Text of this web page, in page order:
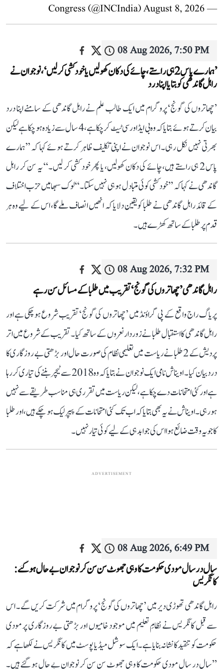
— Congress (@INCIndia)
August 8, 2026
08 Aug 2026, 7:50 PM
’ہمارے پاس 2 ہی راستے، چائے کی دکان کھولیں یا خودکشی کر لیں‘، نوجوان نے
راہل گاندھی کو بتایا اپنا درد
’چھاتروں کی گونج‘ پروگرام میں ایک طالب علم نے راہل گاندھی کے سامنے اپنا درد
بیان کرتے ہوئے بتایا کہ وہ بی ایڈ اور سی ٹیٹ کر چکا ہے، 4 سال سے زیادہ ہو چکا ہے لیکن
بھرتی نہیں نکل رہی۔ اس نوجوان نے اپنی تکلیف ظاہر کرتے ہوئے کہا کہ ’’ہمارے
پاس 2 ہی راستے ہیں، چائے کی دکان کھولیں، یا پھر خود کشی کر لیں۔‘‘ یہ سن کر راہل
گاندھی نے کہا کہ ’’خودکشی کوئی متبادل ہو ہی نہیں سکتا۔‘‘ لوک سبھا میں حزب اختلاف
کے قائد راہل گاندھی نے طلبا کو یقین دلایا کہ انھیں انصاف ملے گا، اس کے لیے وہ ہر
قدم پر طلبا کے ساتھ کھڑے ہیں۔
08 Aug 2026, 7:32 PM
راہل گاندھی ’چھاتروں کی گونج‘ تقریب میں طلبا کے مسائل سن رہے
پریاگ راج واقع کے پی گراؤنڈ میں ’چھاتروں کی گونج‘ تقریب شروع ہو چکی ہے اور
راہل گاندھی کا استقبال طلبا نے زوردار نعروں کے ساتھ کیا۔ تقریب کے شروع میں اتر
پردیش کے 2 طلبا نے ریاست میں تعلیمی نظام کی صورت حال اور بڑھتی بے روزگاری کا
درد بیان کیا۔ اویناش نامی ایک نوجوان نے بتایا کہ وہ 2018 سے ٹیچر بننے کی تیاری کر رہا
ہے اور کئی امتحانات دے چکا ہے، لیکن ریاست میں تقرری ہی مناسب طریقے سے نہیں
ہو رہی۔ اویناش نے یہ بھی بتایا کہ اب تک کئی امتحانات کے پیپر لیک ہو چکے ہیں، اور طلبا
کا جو یہ وقت ضائع ہوا اس کی جوابدہی کے لیے کوئی تیار نہیں۔
ADVERTISEMENT
08 Aug 2026, 6:49 PM
سال در سال مودی حکومت کا وہی جھوٹ سن سن کر نوجوان بے حال ہو گئے:
کانگریس
راہل گاندھی تھوڑی دیر میں ’چھاتروں کی گونج‘ پروگرام میں شرکت کریں گے۔ اس
سے قبل کانگریس نے نظامِ تعلیم میں موجود خامیوں اور بڑھتی بے روزگاری پر مودی
حکومت کو تنقید کا نشانہ بنایا ہے۔ ایک سوشل میڈیا پوسٹ میں کانگریس نے لکھا ہے کہ
’’سال در سال مودی حکومت کا وہی جھوٹ سن سن کر نوجوان بے حال ہو گئے ہیں۔